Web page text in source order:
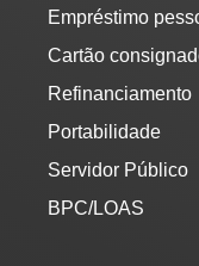
Empréstimo
Cartão
Refinanciamento
Portabilidade
Servidor Público
BPC/LOAS